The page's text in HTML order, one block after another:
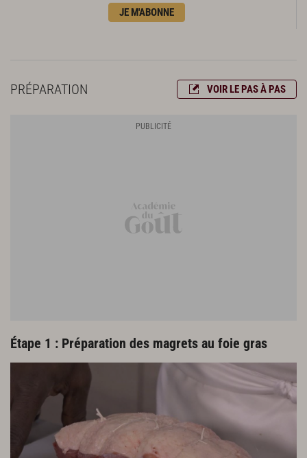
Préparation des pommes de terre
600 g de graisse de canard
JE M'ABONNE
PRÉPARATION VOIR LE PAS À PAS
Étape 1 : Préparation des magrets au foie gras